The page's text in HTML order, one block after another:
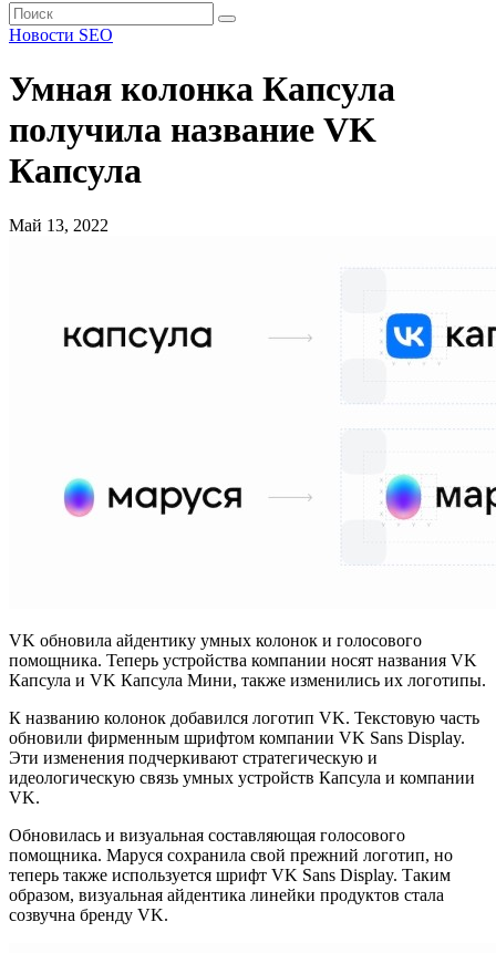
Новости SEO
Умная колонка Капсула
получила название VK
Капсула
Май 13, 2022
VK обновила айдентику умных колонок и голосового
помощника. Теперь устройства компании носят названия VK
Капсула и VK Капсула Мини, также изменились их логотипы.
К названию колонок добавился логотип VK. Текстовую часть
обновили фирменным шрифтом компании VK Sans Display.
Эти изменения подчеркивают стратегическую и
идеологическую связь умных устройств Капсула и компании
VK.
Обновилась и визуальная составляющая голосового
помощника. Маруся сохранила свой прежний логотип, но
теперь также используется шрифт VK Sans Display. Таким
образом, визуальная айдентика линейки продуктов стала
созвучна бренду VK.